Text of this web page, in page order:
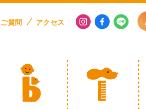
ご質問 アクセス